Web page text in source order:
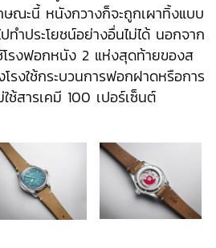
ษณะนี้ หนังกวางก็จะถูกเผาทิ้งแบบ
ปทำประโยชน์อย่างอื่นไม่ได้ นอกจาก
รงฟอกหนัง 2 แห่งสุดท้ายของส
รงใช้กระบวนการฟอกฝาดหรือการ
ช้สารเคมี 100 เปอร์เซ็นต์